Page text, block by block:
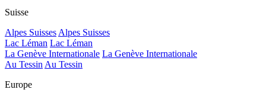
Suisse
Alpes SuissesAlpes Suisses
Lac Léman Lac Léman
La Genève Internationale La Genève Internationale
Au TessinAu Tessin
Europe